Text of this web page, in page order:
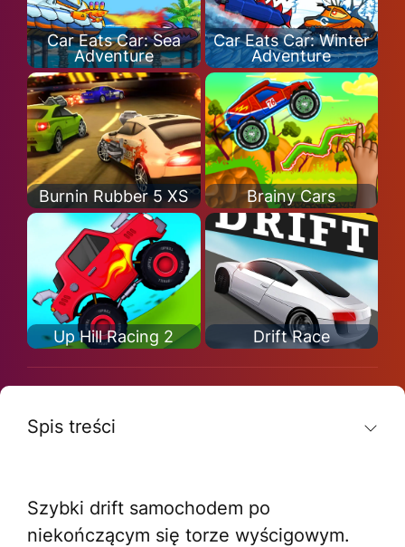
Car Eats Car: Sea
Adventure
Car Eats Car: Winter
Adventure
Burnin Rubber 5 XS Brainy Cars
Up Hill Racing 2 Drift Race
Spis treści
Szybki drift samochodem po
niekończącym się torze wyścigowym.